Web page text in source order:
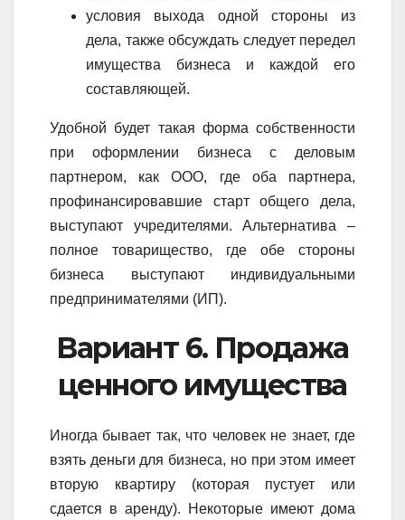
условия выхода одной стороны из
дела, также обсуждать следует передел
имущества бизнеса и каждой его
составляющей.
Удобной будет такая форма собственности
при оформлении бизнеса с деловым
партнером, как ООО, где оба партнера,
профинансировавшие старт общего дела,
выступают учредителями. Альтернатива –
полное товарищество, где обе стороны
бизнеса выступают индивидуальными
предпринимателями (ИП).
Вариант 6. Продажа
ценного имущества
Иногда бывает так, что человек не знает, где
взять деньги для бизнеса, но при этом имеет
вторую квартиру (которая пустует или
сдается в аренду). Некоторые имеют дома